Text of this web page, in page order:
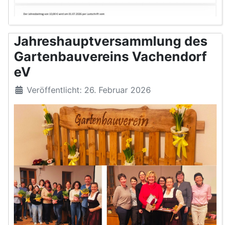
Jahreshauptversammlung des
Gartenbauvereins Vachendorf
eV
Veröffentlicht: 26. Februar 2026